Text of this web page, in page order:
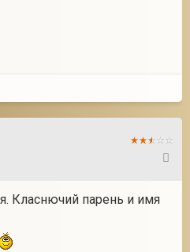
Класнючий парень и имя